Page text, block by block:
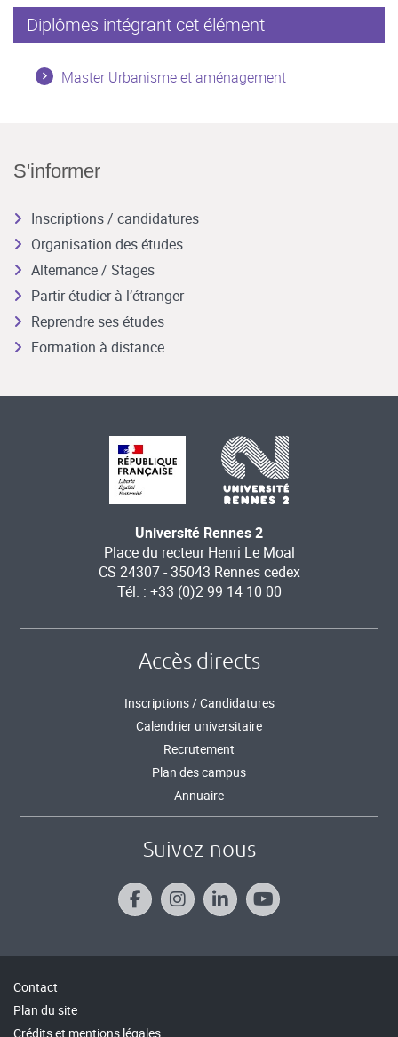
Diplômes intégrant cet élément
Master Urbanisme et aménagement
S'informer
Inscriptions / candidatures
Organisation des études
Alternance / Stages
Partir étudier à l’étranger
Reprendre ses études
Formation à distance
Université Rennes 2
Place du recteur Henri Le Moal
CS 24307 - 35043 Rennes cedex
Tél. : +33 (0)2 99 14 10 00
Accès directs
Inscriptions / Candidatures
Calendrier universitaire
Recrutement
Plan des campus
Annuaire
Suivez-nous
Contact
Plan du site
Crédits et mentions légales